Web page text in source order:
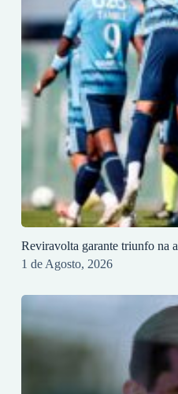
Reviravolta garante triunfo na
1 de Agosto, 2026